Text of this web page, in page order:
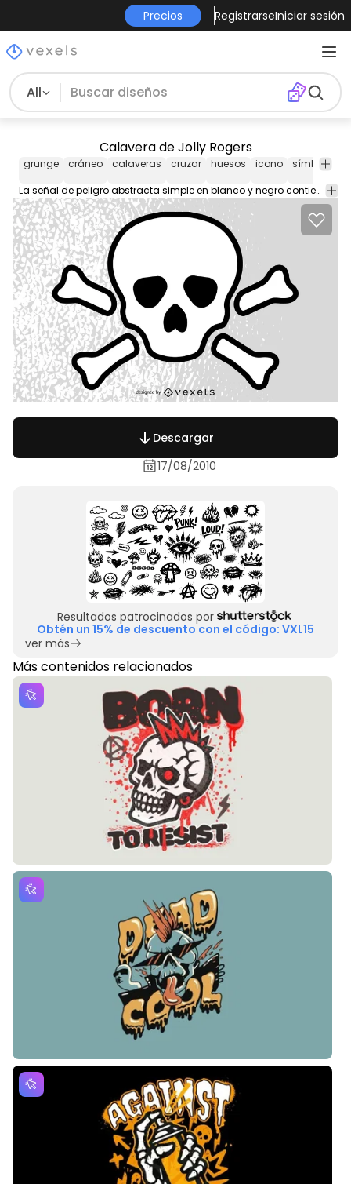
Precios RegistrarseIniciar sesión
All
Calavera de Jolly Rogers
grunge cráneo calaveras cruzar huesos icono símbolo
La señal de peligro abstracta simple en blanco y negro contiene una calavera con un par de huesos cruzados juntos justo debajo de ella. La forma está diseñada con un estilo de contorno negro grueso y un detalle de cara de silueta negra plana.
Descargar
17/08/2010
Resultados patrocinados por
Obtén un 15% de descuento con el código: VXL15
ver más
Más contenidos relacionados